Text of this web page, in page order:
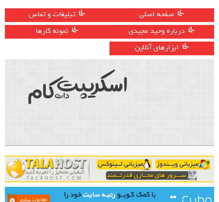
صفحه اصلی
تبلیغات و تماس
درباره وحید مجیدی
نمونه کارها
ابزارهای آنلاین